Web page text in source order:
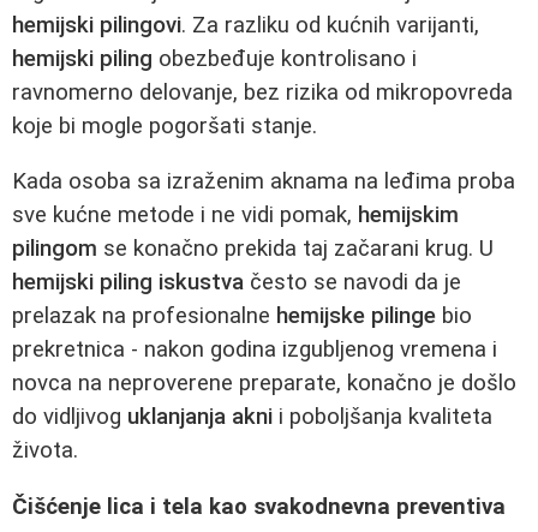
hemijski pilingovi. Za razliku od kućnih varijanti,
hemijski piling obezbeđuje kontrolisano i
ravnomerno delovanje, bez rizika od mikropovreda
koje bi mogle pogoršati stanje.
Kada osoba sa izraženim aknama na leđima proba
sve kućne metode i ne vidi pomak, hemijskim
pilingom se konačno prekida taj začarani krug. U
hemijski piling iskustva često se navodi da je
prelazak na profesionalne hemijske pilinge bio
prekretnica - nakon godina izgubljenog vremena i
novca na neproverene preparate, konačno je došlo
do vidljivog uklanjanja akni i poboljšanja kvaliteta
života.
Čišćenje lica i tela kao svakodnevna preventiva